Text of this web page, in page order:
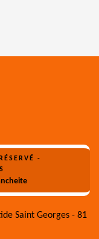
-
Saint Georges - 81